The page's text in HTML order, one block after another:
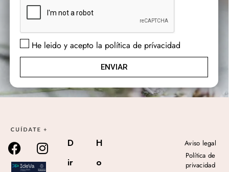
He leido y acepto la política de prívacidad
ENVIAR
D
ir
H
o
Aviso legal
Política de
privacidad